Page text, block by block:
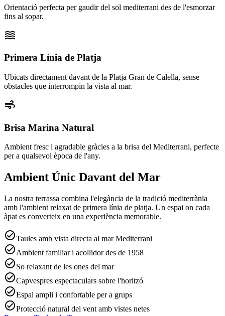
Orientació perfecta per gaudir del sol mediterrani des de l'esmorzar
fins al sopar.
waves
Primera Línia de Platja
Ubicats directament davant de la Platja Gran de Calella, sense
obstacles que interrompin la vista al mar.
air
Brisa Marina Natural
Ambient fresc i agradable gràcies a la brisa del Mediterrani, perfecte
per a qualsevol època de l'any.
Ambient Únic Davant del Mar
La nostra terrassa combina l'elegància de la tradició mediterrània
amb l'ambient relaxat de primera línia de platja. Un espai on cada
àpat es converteix en una experiència memorable.
check_circleTaules amb vista directa al mar Mediterrani
check_circleAmbient familiar i acollidor des de 1958
check_circleSo relaxant de les ones del mar
check_circleCapvespres espectaculars sobre l'horitzó
check_circleEspai ampli i confortable per a grups
check_circleProtecció natural del vent amb vistes netes